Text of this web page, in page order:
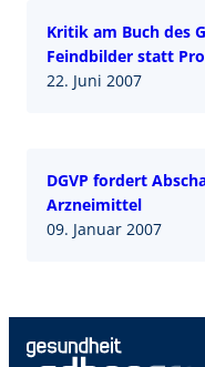
Kritik am Buch des
Feindbilder statt
22. Juni 2007
DGVP fordert
Arzneimittel
09. Januar 2007